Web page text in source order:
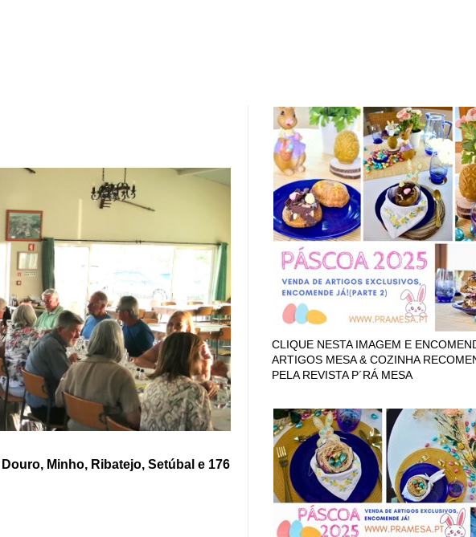
Douro, Minho, Ribatejo, Setúbal e 176
CLIQUE NESTA IMAGEM E
ARTIGOS MESA & COZINHA
PELA REVISTA P´RÁ MESA